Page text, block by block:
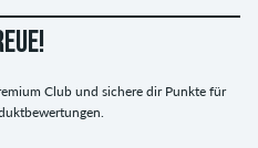
Club und sichere dir Punkte für